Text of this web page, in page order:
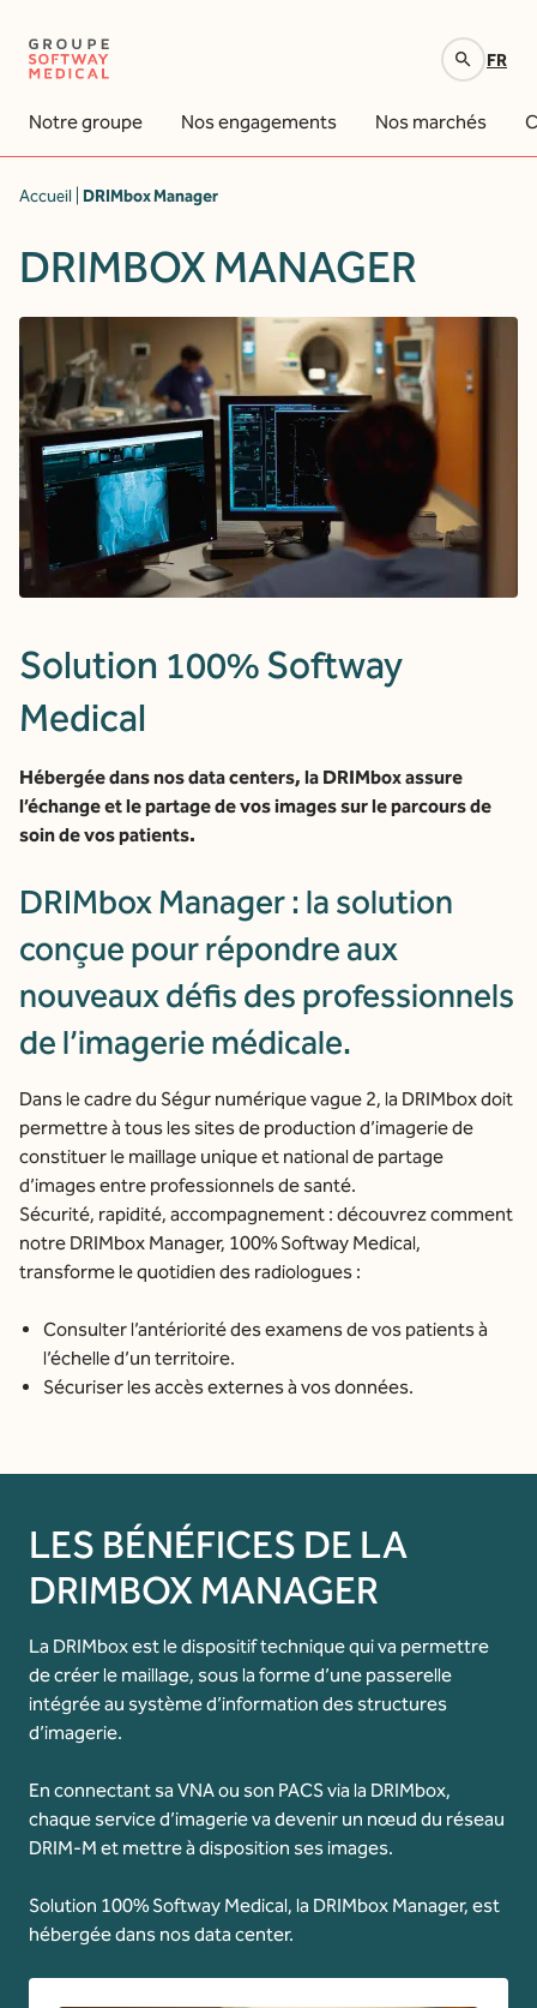
FR
Notre groupe Nos engagements Nos marchés
Accueil DRIMbox Manager
DRIMBOX MANAGER
Solution 100% Softway
Medical
Hébergée dans nos data centers, la DRIMbox assure
l’échange et le partage de vos images sur le parcours de
soin de vos patients.
DRIMbox Manager : la solution
conçue pour répondre aux
nouveaux défis des professionnels
de l’imagerie médicale.
Dans le cadre du Ségur numérique vague 2, la DRIMbox doit
permettre à tous les sites de production d’imagerie de
constituer le maillage unique et national de partage
d’images entre professionnels de santé.
Sécurité, rapidité, accompagnement : découvrez comment
notre DRIMbox Manager, 100% Softway Medical,
transforme le quotidien des radiologues :
Consulter l’antériorité des examens de vos patients à
l’échelle d’un territoire.
Sécuriser les accès externes à vos données.
LES BÉNÉFICES DE LA
DRIMBOX MANAGER
La DRIMbox est le dispositif technique qui va permettre
de créer le maillage, sous la forme d’une passerelle
intégrée au système d’information des structures
d’imagerie.
En connectant sa VNA ou son PACS via la DRIMbox,
chaque service d’imagerie va devenir un nœud du réseau
DRIM-M et mettre à disposition ses images.
Solution 100% Softway Medical, la DRIMbox Manager, est
hébergée dans nos data center.